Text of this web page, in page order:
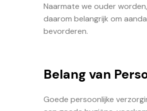
Naarmate we ouder
daarom belangrijk om
bevorderen.
Belang van
Goede persoonlijke